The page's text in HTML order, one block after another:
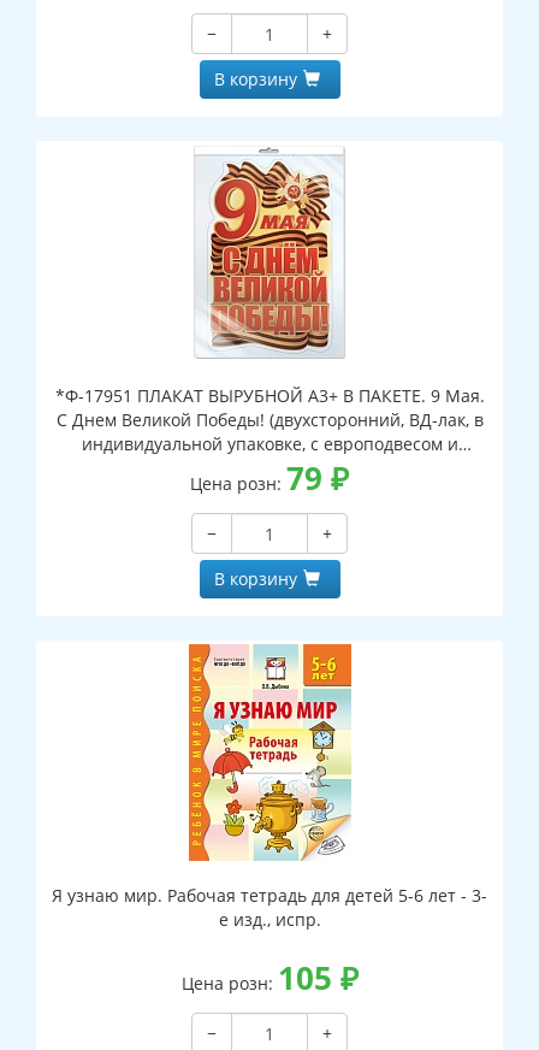
−
+
В корзину
*Ф-17951 ПЛАКАТ ВЫРУБНОЙ А3+ В ПАКЕТЕ. 9 Мая.
С Днем Великой Победы! (двухсторонний, ВД-лак, в
индивидуальной упаковке, с европодвесом и
клеевым клапаном)
Цена розн: 79 ₽
−
+
В корзину
Я узнаю мир. Рабочая тетрадь для детей 5-6 лет - 3-
е изд., испр.
Цена розн: 105 ₽
−
+